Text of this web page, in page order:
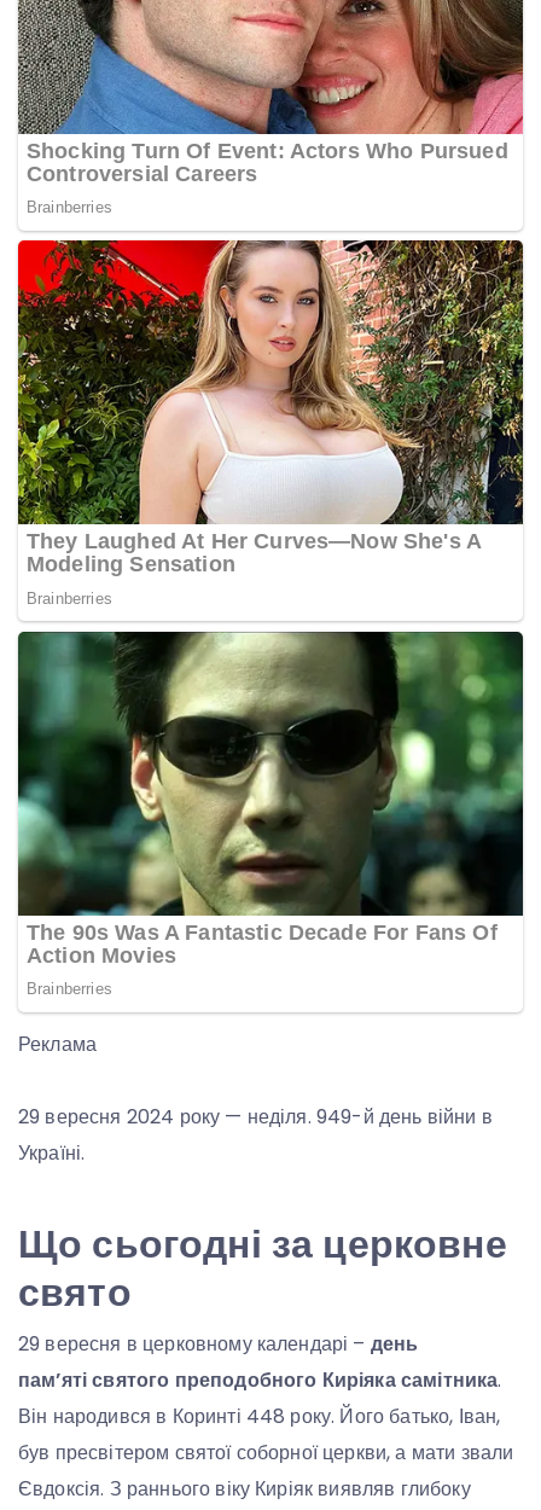
Реклама
29 вересня 2024 року — неділя. 949-й день війни в
Україні.
Що сьогодні за церковне
свято
29 вересня в церковному календарі – день
пам’яті святого преподобного Киріяка самітника.
Він народився в Коринті 448 року. Його батько, Іван,
був пресвітером святої соборної церкви, а мати звали
Євдоксія. З раннього віку Киріяк виявляв глибоку